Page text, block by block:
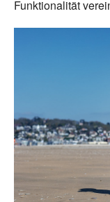
Funktionalität